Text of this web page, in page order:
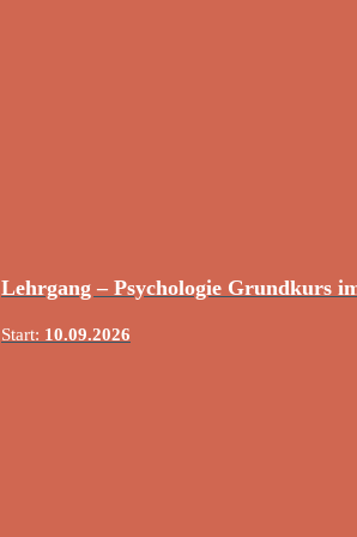
Lehrgang – Psychologie Grundkurs
Start: 10.09.2026